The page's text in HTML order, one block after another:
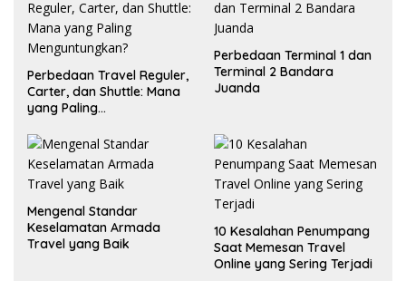
Perbedaan Travel Reguler,
Carter, dan Shuttle: Mana
yang Paling
Perbedaan Terminal 1 dan
Terminal 2 Bandara
Juanda
Mengenal Standar
Keselamatan Armada
Travel yang Baik
10 Kesalahan Penumpang
Saat Memesan Travel
Online yang Sering Terjadi